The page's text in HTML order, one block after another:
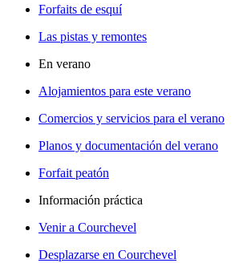
Forfaits de esquí
Las pistas y remontes
En verano
Alojamientos para este verano
Comercios y servicios para el verano
Planos y documentación del verano
Forfait peatón
Información práctica
Venir a Courchevel
Desplazarse en Courchevel